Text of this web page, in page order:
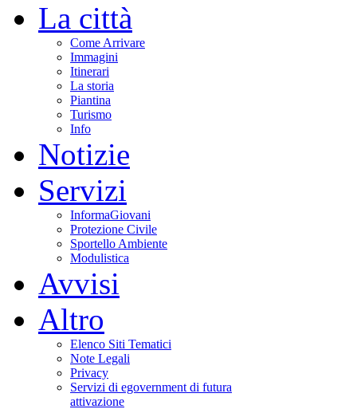
La città
Come Arrivare
Immagini
Itinerari
La storia
Piantina
Turismo
Info
Notizie
Servizi
InformaGiovani
Protezione Civile
Sportello Ambiente
Modulistica
Avvisi
Altro
Elenco Siti Tematici
Note Legali
Privacy
Servizi di egovernment di futura
attivazione